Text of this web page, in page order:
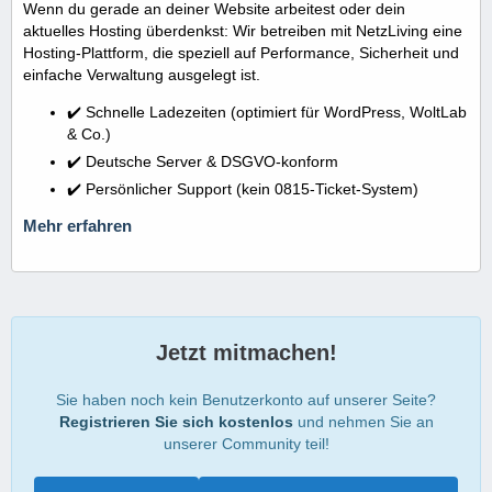
Wenn du gerade an deiner Website arbeitest oder dein
aktuelles Hosting überdenkst: Wir betreiben mit NetzLiving eine
Hosting-Plattform, die speziell auf Performance, Sicherheit und
einfache Verwaltung ausgelegt ist.
✔️ Schnelle Ladezeiten (optimiert für WordPress, WoltLab
& Co.)
✔️ Deutsche Server & DSGVO-konform
✔️ Persönlicher Support (kein 0815-Ticket-System)
Mehr erfahren
Jetzt mitmachen!
Sie haben noch kein Benutzerkonto auf unserer Seite?
Registrieren Sie sich kostenlos und nehmen Sie an
unserer Community teil!